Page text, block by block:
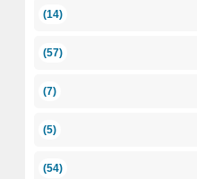
(14)
(57)
(7)
(5)
(54)